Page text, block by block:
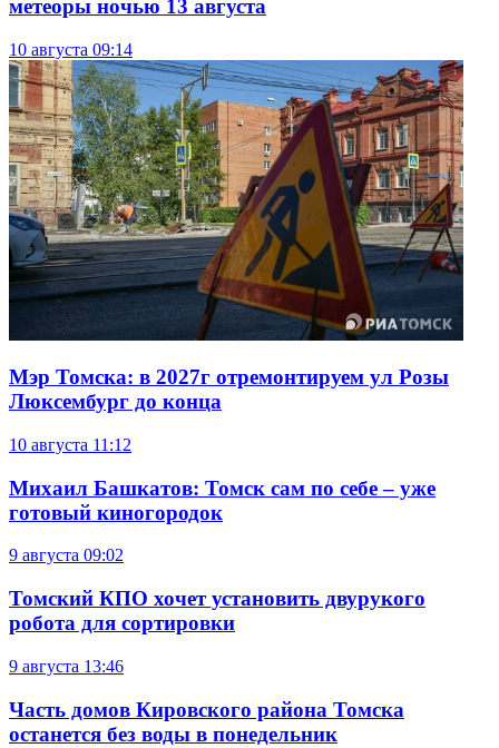
метеоры ночью 13 августа
10 августа 09:14
Мэр Томска: в 2027г отремонтируем ул Розы
Люксембург до конца
10 августа 11:12
Михаил Башкатов: Томск сам по себе – уже
готовый киногородок
9 августа 09:02
Томский КПО хочет установить двурукого
робота для сортировки
9 августа 13:46
Часть домов Кировского района Томска
останется без воды в понедельник